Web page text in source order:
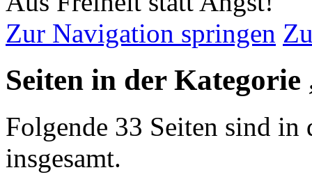
Zur Navigation springen
Seiten in der
Folgende 33 Seiten sind
insgesamt.